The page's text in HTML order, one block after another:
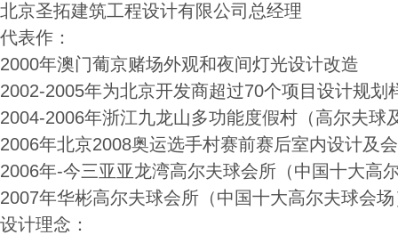
北京圣拓建筑工程设计有限公司总经理
代表作：
2000年澳门葡京赌场外观和夜间灯光设计改造
2002-2005年为北京开发商超过70个项目设计规划
2004-2006年浙江九龙山多功能度假村（高尔夫球
2006年北京2008奥运选手村赛前赛后室内设计及
2006年-今三亚亚龙湾高尔夫球会所（中国十大高
2007年华彬高尔夫球会所（中国十大高尔夫球会场
设计理念：